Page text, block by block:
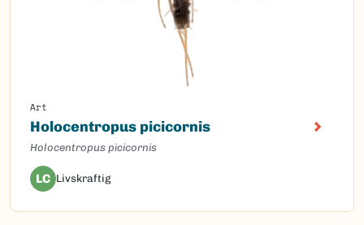
Art
Holocentropus picicornis
Holocentropus picicornis
LC Livskraftig